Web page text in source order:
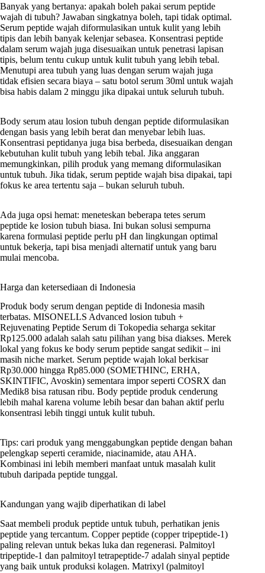
Banyak yang bertanya: apakah boleh pakai serum peptide
wajah di tubuh? Jawaban singkatnya boleh, tapi tidak optimal.
Serum peptide wajah diformulasikan untuk kulit yang lebih
tipis dan lebih banyak kelenjar sebasea. Konsentrasi peptide
dalam serum wajah juga disesuaikan untuk penetrasi lapisan
tipis, belum tentu cukup untuk kulit tubuh yang lebih tebal.
Menutupi area tubuh yang luas dengan serum wajah juga
tidak efisien secara biaya – satu botol serum 30ml untuk wajah
bisa habis dalam 2 minggu jika dipakai untuk seluruh tubuh.
Body serum atau losion tubuh dengan peptide diformulasikan
dengan basis yang lebih berat dan menyebar lebih luas.
Konsentrasi peptidanya juga bisa berbeda, disesuaikan dengan
kebutuhan kulit tubuh yang lebih tebal. Jika anggaran
memungkinkan, pilih produk yang memang diformulasikan
untuk tubuh. Jika tidak, serum peptide wajah bisa dipakai, tapi
fokus ke area tertentu saja – bukan seluruh tubuh.
Ada juga opsi hemat: meneteskan beberapa tetes serum
peptide ke losion tubuh biasa. Ini bukan solusi sempurna
karena formulasi peptide perlu pH dan lingkungan optimal
untuk bekerja, tapi bisa menjadi alternatif untuk yang baru
mulai mencoba.
Harga dan ketersediaan di Indonesia
Produk body serum dengan peptide di Indonesia masih
terbatas. MISONELLS Advanced losion tubuh +
Rejuvenating Peptide Serum di Tokopedia seharga sekitar
Rp125.000 adalah salah satu pilihan yang bisa diakses. Merek
lokal yang fokus ke body serum peptide sangat sedikit – ini
masih niche market. Serum peptide wajah lokal berkisar
Rp30.000 hingga Rp85.000 (SOMETHINC, ERHA,
SKINTIFIC, Avoskin) sementara impor seperti COSRX dan
Medik8 bisa ratusan ribu. Body peptide produk cenderung
lebih mahal karena volume lebih besar dan bahan aktif perlu
konsentrasi lebih tinggi untuk kulit tubuh.
Tips: cari produk yang menggabungkan peptide dengan bahan
pelengkap seperti ceramide, niacinamide, atau AHA.
Kombinasi ini lebih memberi manfaat untuk masalah kulit
tubuh daripada peptide tunggal.
Kandungan yang wajib diperhatikan di label
Saat membeli produk peptide untuk tubuh, perhatikan jenis
peptide yang tercantum. Copper peptide (copper tripeptide-1)
paling relevan untuk bekas luka dan regenerasi. Palmitoyl
tripeptide-1 dan palmitoyl tetrapeptide-7 adalah sinyal peptide
yang baik untuk produksi kolagen. Matrixyl (palmitoyl